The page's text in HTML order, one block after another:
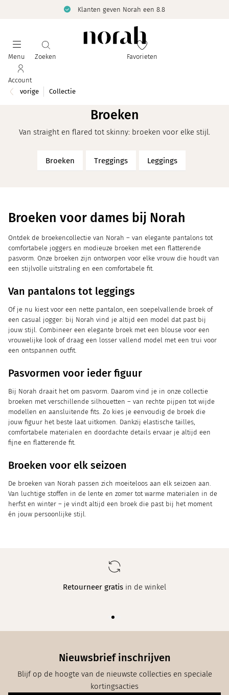
Klanten geven Norah een 8.8
Menu Zoeken Favorieten
Account
vorige
Collectie
Broeken
Van straight en flared tot skinny: broeken voor elke stijl.
Broeken Treggings Leggings
Broeken voor dames bij Norah
Ontdek de broekencollectie van Norah – van elegante pantalons tot
comfortabele joggers en modieuze broeken met een flatterende
pasvorm. Onze broeken zijn ontworpen voor elke vrouw die houdt van
een stijlvolle uitstraling en een comfortabele fit.
Van pantalons tot leggings
Of je nu kiest voor een nette pantalon, een soepelvallende broek of
een casual jogger: bij Norah vind je altijd een model dat past bij
jouw stijl. Combineer een elegante broek met een blouse voor een
vrouwelijke look of draag een losser vallend model met een trui voor
een ontspannen outfit.
Pasvormen voor ieder figuur
Bij Norah draait het om pasvorm. Daarom vind je in onze collectie
broeken met verschillende silhouetten – van rechte pijpen tot wijde
modellen en aansluitende fits. Zo kies je eenvoudig de broek die
jouw figuur het beste laat uitkomen. Dankzij elastische tailles,
comfortabele materialen en doordachte details ervaar je altijd een
fijne en flatterende fit.
Broeken voor elk seizoen
De broeken van Norah passen zich moeiteloos aan elk seizoen aan.
Van luchtige stoffen in de lente en zomer tot warme materialen in de
herfst en winter – je vindt altijd een broek die past bij het moment
én jouw persoonlijke stijl.
Retourneer gratis in de winkel
Nieuwsbrief inschrijven
Blijf op de hoogte van de nieuwste collecties en speciale
kortingsacties